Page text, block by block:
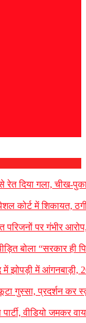
दिया गला, चीख-
कोर्ट में शिकायत,
परिजनों पर गंभीर
बोला “सरकार ही
में झोपड़ी में
गुस्सा, प्रदर्शन कर
वीडियो जमकर